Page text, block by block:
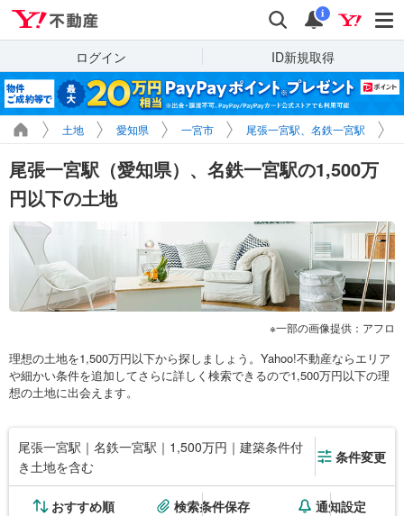
検索 通知
i
ログイン ID新規取得
土地 愛知県 一宮市 尾張一宮駅、名鉄一宮駅
尾張一宮駅（愛知県）、名鉄一宮駅の1,500万
円以下の土地
一部の画像提供：アフロ
理想の土地を1,500万円以下から探しましょう。Yahoo!不動産ならエリア
や細かい条件を追加してさらに詳しく検索できるので1,500万円以下の理
想の土地に出会えます。
尾張一宮駅｜名鉄一宮駅｜1,500万円｜建築条件付
き土地を含む
条件変更
おすすめ順 検索条件保存 通知設定